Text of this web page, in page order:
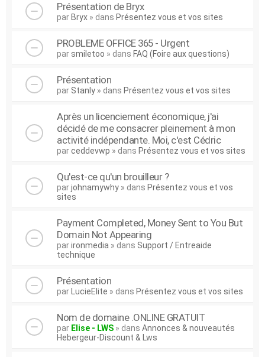
Présentation de Bryx
par Bryx » dans Présentez vous et vos sites
PROBLEME OFFICE 365 - Urgent
par smiletoo » dans FAQ (Foire aux questions)
Présentation
par Stanly » dans Présentez vous et vos sites
Après un licenciement économique, j'ai
décidé de me consacrer pleinement à mon
activité indépendante. Moi, c'est Cédric
parceddevwp » dans Présentez vous et vos sites
Qu'est-ce qu'un brouilleur ?
parjohnamywhy » dans Présentez vous et vos
sites
Payment Completed, Money Sent to You But
Domain Not Appearing
parironmedia » dans Support / Entreaide
technique
Présentation
par LucieElite » dans Présentez vous et vos sites
Nom de domaine .ONLINE GRATUIT
par Elise - LWS » dans Annonces & nouveautés
Hebergeur-Discount & Lws